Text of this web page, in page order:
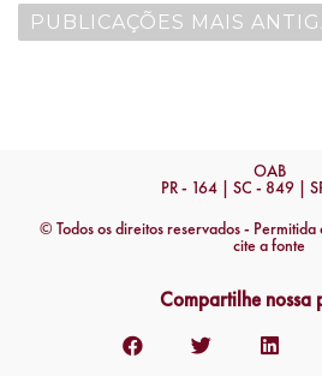
PUBLICAÇÕES MAIS
OAB
PR - 164 | SC - 849 |
© Todos os direitos reservados -
cite a fonte
Compartilhe nossa